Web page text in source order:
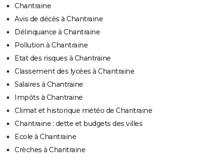
Chantraine
Avis de décès à Chantraine
Délinquance à Chantraine
Pollution à Chantraine
Etat des risques à Chantraine
Classement des lycées à Chantraine
Salaires à Chantraine
Impôts à Chantraine
Climat et historique météo de Chantraine
Chantraine : dette et budgets des villes
Ecole à Chantraine
Crèches à Chantraine